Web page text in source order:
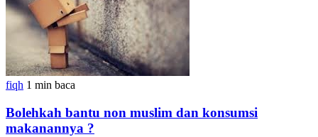
fiqh 1 min baca
Bolehkah bantu non muslim dan konsumsi
makanannya ?